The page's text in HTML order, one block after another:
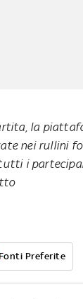
la
nei rullini
i
Preferite